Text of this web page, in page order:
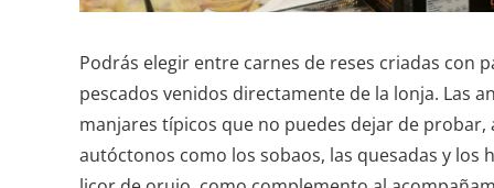
Podrás elegir entre carnes de reses criadas con
pescados venidos directamente de la lonja. Las
manjares típicos que no puedes dejar de
autóctonos como los sobaos, las quesadas y